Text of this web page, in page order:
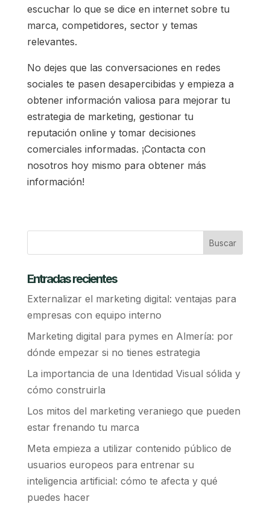
escuchar lo que se dice en internet sobre tu
marca, competidores, sector y temas
relevantes.
No dejes que las conversaciones en redes
sociales te pasen desapercibidas y empieza a
obtener información valiosa para mejorar tu
estrategia de marketing, gestionar tu
reputación online y tomar decisiones
comerciales informadas. ¡Contacta con
nosotros hoy mismo para obtener más
información!
Entradas recientes
Externalizar el marketing digital: ventajas para
empresas con equipo interno
Marketing digital para pymes en Almería: por
dónde empezar si no tienes estrategia
La importancia de una Identidad Visual sólida y
cómo construirla
Los mitos del marketing veraniego que pueden
estar frenando tu marca
Meta empieza a utilizar contenido público de
usuarios europeos para entrenar su
inteligencia artificial: cómo te afecta y qué
puedes hacer